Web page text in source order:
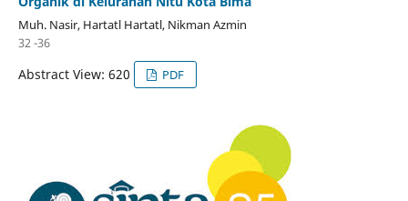
Muh. Nasir, Hartatl Hartatl, Nikman Azmin
32 -36
Abstract View: 620 PDF